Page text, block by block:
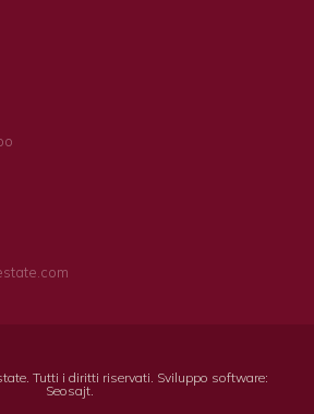
Tutti i diritti riservati. Sviluppo software:
Seosajt